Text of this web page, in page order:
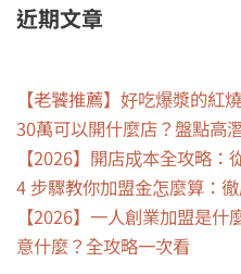
近期文章
【老饕推薦】好吃爆漿的紅
30萬可以開什麼店？盤點高
【2026】開店成本全攻略
4 步驟教你加盟金怎麼算：
【2026】一人創業加盟是
意什麼？全攻略一次看